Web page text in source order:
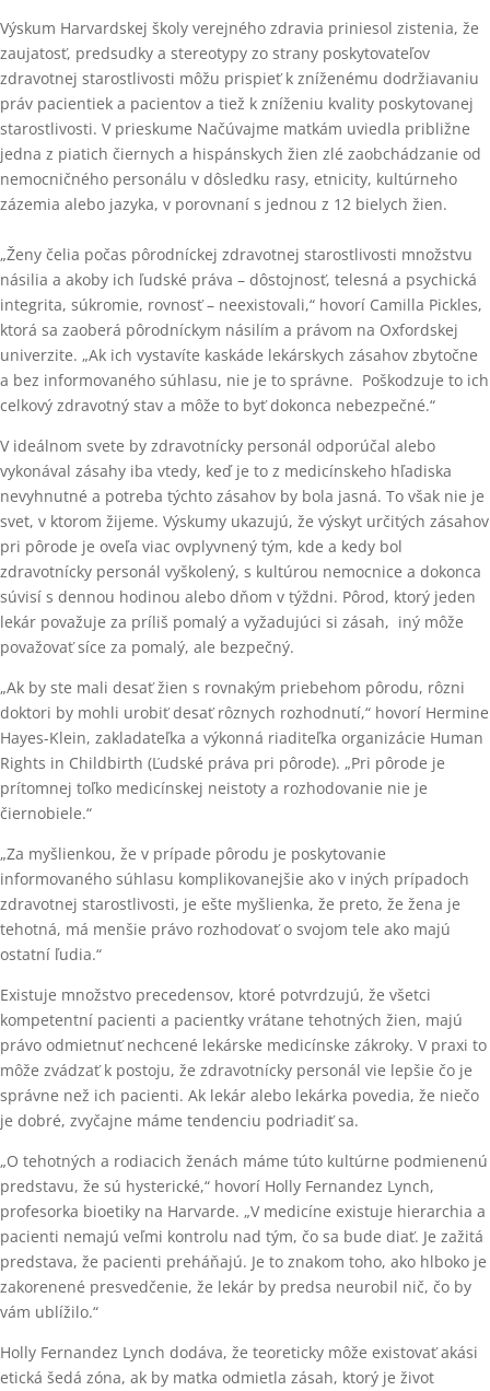
Výskum Harvardskej školy verejného zdravia priniesol zistenia, že
zaujatosť, predsudky a stereotypy zo strany poskytovateľov
zdravotnej starostlivosti môžu prispieť k zníženému dodržiavaniu
práv pacientiek a pacientov a tiež k zníženiu kvality poskytovanej
starostlivosti. V prieskume Načúvajme matkám uviedla približne
jedna z piatich čiernych a hispánskych žien zlé zaobchádzanie od
nemocničného personálu v dôsledku rasy, etnicity, kultúrneho
zázemia alebo jazyka, v porovnaní s jednou z 12 bielych žien.
„Ženy čelia počas pôrodníckej zdravotnej starostlivosti množstvu
násilia a akoby ich ľudské práva – dôstojnosť, telesná a psychická
integrita, súkromie, rovnosť – neexistovali,“ hovorí Camilla Pickles,
ktorá sa zaoberá pôrodníckym násilím a právom na Oxfordskej
univerzite. „Ak ich vystavíte kaskáde lekárskych zásahov zbytočne
a bez informovaného súhlasu, nie je to správne. Poškodzuje to ich
celkový zdravotný stav a môže to byť dokonca nebezpečné.“
V ideálnom svete by zdravotnícky personál odporúčal alebo
vykonával zásahy iba vtedy, keď je to z medicínskeho hľadiska
nevyhnutné a potreba týchto zásahov by bola jasná. To však nie je
svet, v ktorom žijeme. Výskumy ukazujú, že výskyt určitých zásahov
pri pôrode je oveľa viac ovplyvnený tým, kde a kedy bol
zdravotnícky personál vyškolený, s kultúrou nemocnice a dokonca
súvisí s dennou hodinou alebo dňom v týždni. Pôrod, ktorý jeden
lekár považuje za príliš pomalý a vyžadujúci si zásah, iný môže
považovať síce za pomalý, ale bezpečný.
„Ak by ste mali desať žien s rovnakým priebehom pôrodu, rôzni
doktori by mohli urobiť desať rôznych rozhodnutí,“ hovorí Hermine
Hayes-Klein, zakladateľka a výkonná riaditeľka organizácie Human
Rights in Childbirth (Ľudské práva pri pôrode). „Pri pôrode je
prítomnej toľko medicínskej neistoty a rozhodovanie nie je
čiernobiele.“
„Za myšlienkou, že v prípade pôrodu je poskytovanie
informovaného súhlasu komplikovanejšie ako v iných prípadoch
zdravotnej starostlivosti, je ešte myšlienka, že preto, že žena je
tehotná, má menšie právo rozhodovať o svojom tele ako majú
ostatní ľudia.“
Existuje množstvo precedensov, ktoré potvrdzujú, že všetci
kompetentní pacienti a pacientky vrátane tehotných žien, majú
právo odmietnuť nechcené lekárske medicínske zákroky. V praxi to
môže zvádzať k postoju, že zdravotnícky personál vie lepšie čo je
správne než ich pacienti. Ak lekár alebo lekárka povedia, že niečo
je dobré, zvyčajne máme tendenciu podriadiť sa.
„O tehotných a rodiacich ženách máme túto kultúrne podmienenú
predstavu, že sú hysterické,“ hovorí Holly Fernandez Lynch,
profesorka bioetiky na Harvarde. „V medicíne existuje hierarchia a
pacienti nemajú veľmi kontrolu nad tým, čo sa bude diať. Je zažitá
predstava, že pacienti preháňajú. Je to znakom toho, ako hlboko je
zakorenené presvedčenie, že lekár by predsa neurobil nič, čo by
vám ublížilo.“
Holly Fernandez Lynch dodáva, že teoreticky môže existovať akási
etická šedá zóna, ak by matka odmietla zásah, ktorý je život